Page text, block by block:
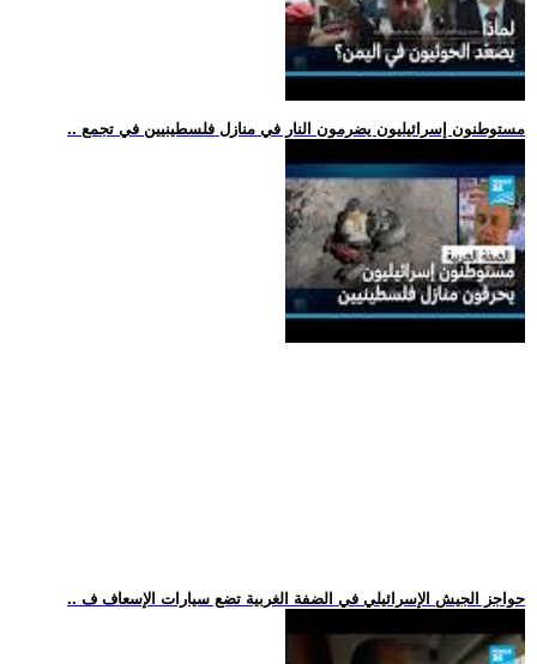
.. مستوطنون إسرائيليون يضرمون النار في منازل فلسطينيين في تجمع
.. حواجز الجيش الإسرائيلي في الضفة الغربية تضع سيارات الإسعاف ف